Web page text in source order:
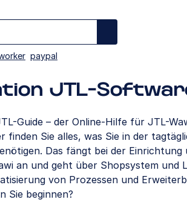
paypal
JTL-
Guide – der Online-Hilfe für JTL-
finden Sie alles, was Sie in der
Das fängt bei der Einrichtung
an und geht über Shopsystem und
von Prozessen und
Sie beginnen?